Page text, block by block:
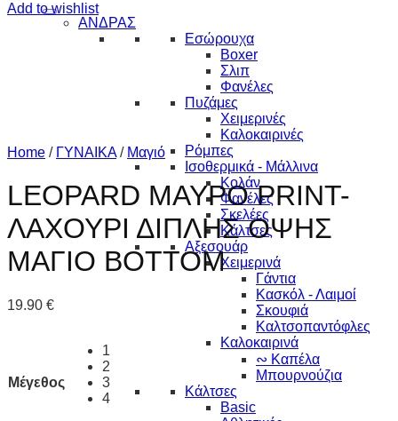
ΑΝΔΡΑΣ
Εσώρουχα
Boxer
Σλιπ
Φανέλες
Πυζάμες
Χειμερινές
Καλοκαιρινές
Ρόμπες
Ισοθερμικά - Μάλλινα
Κολάν
Φανέλες
Σκελέες
Κάλτσες
Αξεσουάρ
Χειμερινά
Γάντια
Κασκόλ - Λαιμοί
Σκουφιά
Καλτσοπαντόφλες
Καλοκαιρινά
∾ Καπέλα
Μπουρνούζια
Κάλτσες
Basic
Add to wishlist
Home / ΓΥΝΑΙΚΑ / Μαγιό
LEOPARD ΜΑΥΡΟ PRINT-
ΛΑΧΟΥΡΙ ΔΙΠΛΗΣ ΟΨΗΣ
ΜΑΓΙΟ ΒΟΤΤΟΜ
19.90 €
Μέγεθος
1
2
3
4